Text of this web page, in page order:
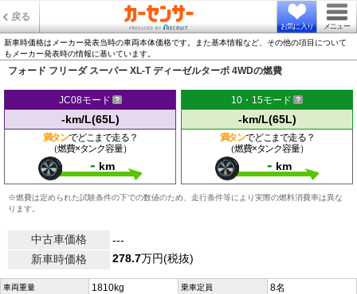
戻る
お気に入り メニュー
新車時価格はメーカー発表当時の車両本体価格です。また基本情報など、その他の項目について
もメーカー発表時の情報に基いています。
フォード フリーダ スーパー XL-T ディーゼルターボ 4WDの燃費
JC08モード
-km/L(65L)
満タンでどこまで走る？
（燃費×タンク容量）
- km
10・15モード
-km/L(65L)
満タンでどこまで走る？
（燃費×タンク容量）
- km
※燃費は定められた試験条件の下での数値のため、走行条件等により実際の燃料消費率は異な
ります。
中古車価格
---
新車時価格
278.7万円(税抜)
車両重量 1810kg 乗車定員 8名